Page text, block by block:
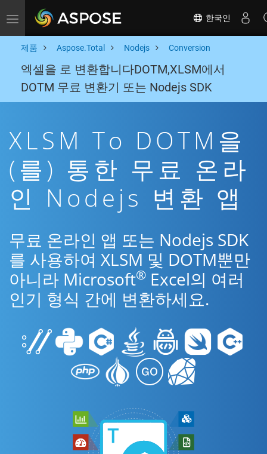
Toggle navigation 한국인
제품 Aspose.Total Nodejs Conversion
엑셀을 로 변환합니다DOTM,XLSM에서
DOTM 무료 변환기 또는 Nodejs SDK
XLSM To DOTM을
(를) 통한 무료 온라
인 Nodejs 변환 앱
무료 온라인 앱 또는 Nodejs SDK
를 사용하여 XLSM 및 DOTM뿐만
아니라 Microsoft® Excel의 여러
인기 형식 간에 변환하세요.